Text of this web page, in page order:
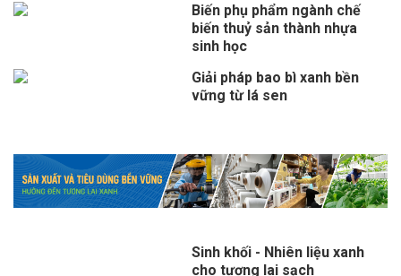
Biến phụ phẩm ngành chế
biến thuỷ sản thành nhựa
sinh học
Giải pháp bao bì xanh bền
vững từ lá sen
Sinh khối - Nhiên liệu xanh
cho tương lai sạch